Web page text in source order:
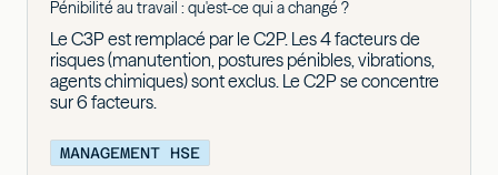
Pénibilité au travail : qu'est-ce qui a changé ?
Le C3P est remplacé par le C2P. Les 4 facteurs de
risques (manutention, postures pénibles, vibrations,
agents chimiques) sont exclus. Le C2P se concentre
sur 6 facteurs.
MANAGEMENT HSE